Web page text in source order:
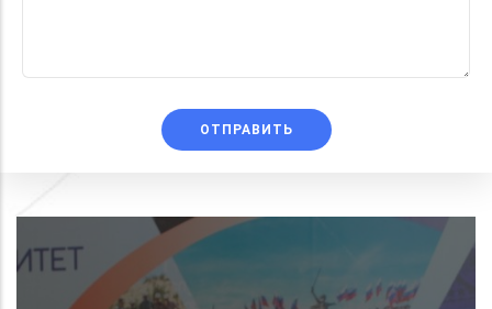
ОТПРАВИТЬ